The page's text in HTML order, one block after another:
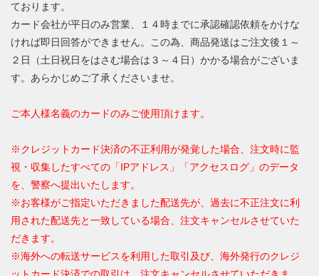
ております。
カード会社が平日のみ営業、１４時までに承認確認依頼をかけな
ければ即日回答ができません。この為、商品発送はご注文後１～
２日（土日祝日をはさむ場合は３～４日）かかる場合がございま
す。あらかじめご了承くださいませ。
ご本人様名義のカードのみご使用頂けます。
※クレジットカード決済の不正利用が発覚した場合、注文時に監
視・収集したすべての「IPアドレス」「アクセスログ」のデータ
を、警察へ提出いたします。
※お客様がご指定いただきました配送先が、過去に不正注文に利
用された配送先と一致している場合、注文キャンセルさせていた
だきます。
※海外への転送サービスを利用した取引及び、海外発行のクレジ